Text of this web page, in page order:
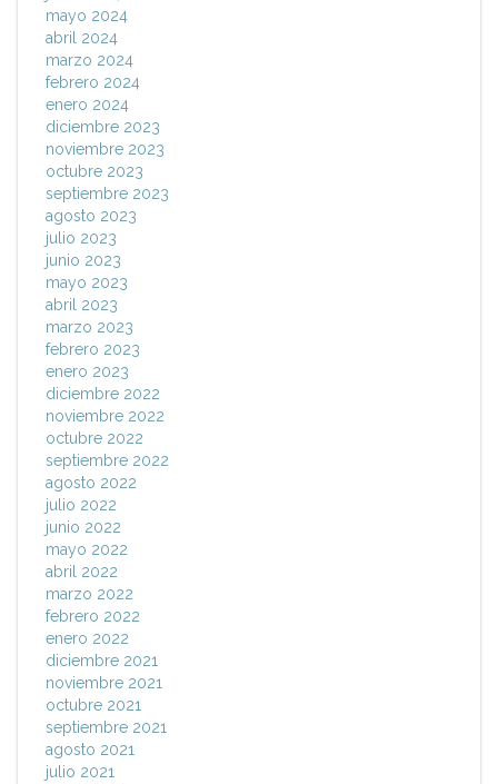
mayo 2024
abril 2024
marzo 2024
febrero 2024
enero 2024
diciembre 2023
noviembre 2023
octubre 2023
septiembre 2023
agosto 2023
julio 2023
junio 2023
mayo 2023
abril 2023
marzo 2023
febrero 2023
enero 2023
diciembre 2022
noviembre 2022
octubre 2022
septiembre 2022
agosto 2022
julio 2022
junio 2022
mayo 2022
abril 2022
marzo 2022
febrero 2022
enero 2022
diciembre 2021
noviembre 2021
octubre 2021
septiembre 2021
agosto 2021
julio 2021